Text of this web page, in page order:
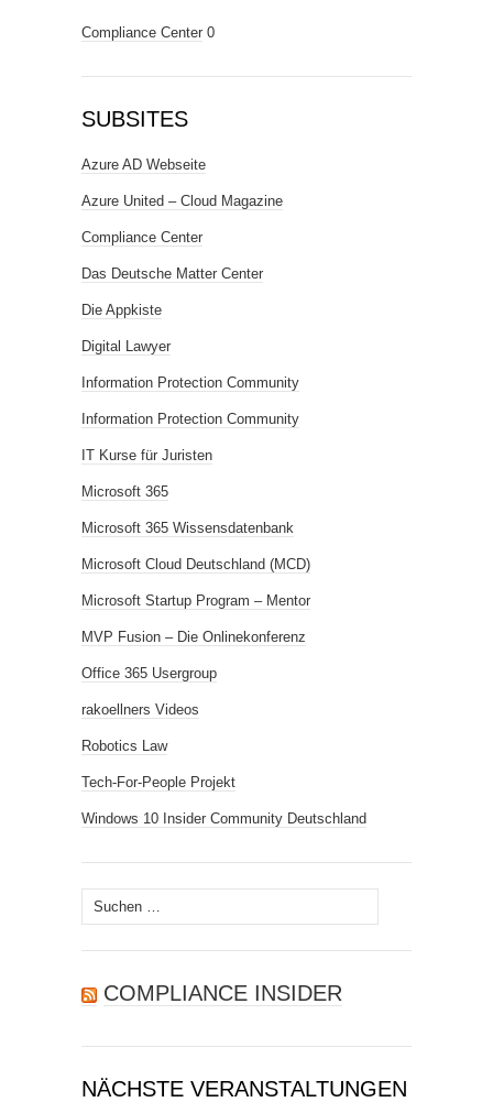
Compliance Center 0
SUBSITES
Azure AD Webseite
Azure United – Cloud Magazine
Compliance Center
Das Deutsche Matter Center
Die Appkiste
Digital Lawyer
Information Protection Community
Information Protection Community
IT Kurse für Juristen
Microsoft 365
Microsoft 365 Wissensdatenbank
Microsoft Cloud Deutschland (MCD)
Microsoft Startup Program – Mentor
MVP Fusion – Die Onlinekonferenz
Office 365 Usergroup
rakoellners Videos
Robotics Law
Tech-For-People Projekt
Windows 10 Insider Community Deutschland
Suchen
nach:
COMPLIANCE INSIDER
NÄCHSTE VERANSTALTUNGEN